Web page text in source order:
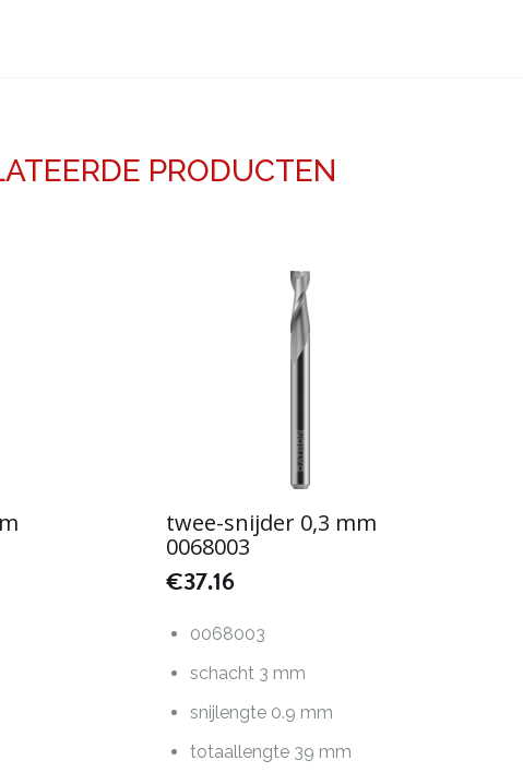
PRODUCTEN
twee-snijder 0,3 mm
0068003
€37.16
0068003
schacht 3 mm
snijlengte 0.9 mm
totaallengte 39 mm